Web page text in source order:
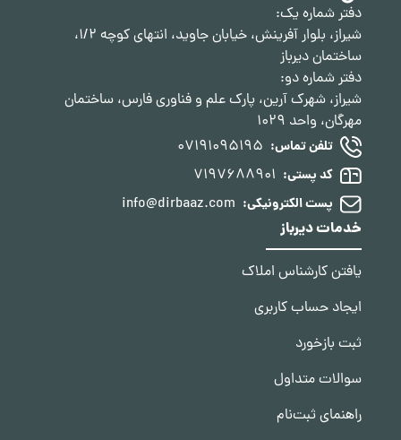
دفتر شماره یک:
شیراز، بلوار آفرینش، خیابان جاوید، انتهای کوچه 1/2،
ساختمان دیرباز
دفتر شماره دو:
شیراز، شهرک آرین، پارک علم و فناوری فارس، ساختمان
مهرگان، واحد 1029
تلفن تماس: 07191095195
کد پستی: 7197688901
پست الکترونیکی: info@dirbaaz.com
خدمات دیرباز
یافتن کارشناس املاک
ایجاد حساب کاربری
ثبت بازخورد
سوالات متداول
راهنمای ثبت‌نام